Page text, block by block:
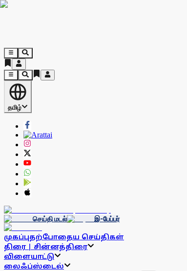
தமிழ்
செய்தி மடல் இ-பேப்பர்
முகப்புதற்போதைய செய்திகள்
திரை | சின்னத்திரை
விளையாட்டு
லைஃப்ஸ்டைல்